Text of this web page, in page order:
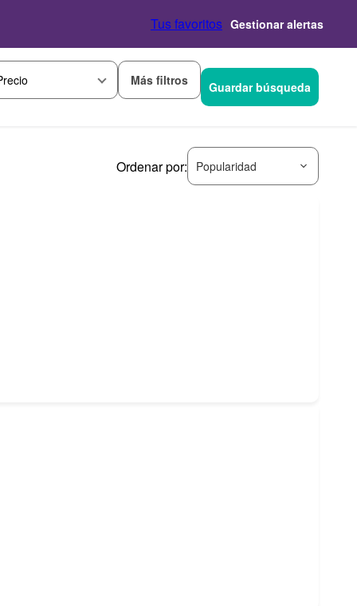
Tus favoritos Gestionar alertas
Más filtros Guardar búsqueda
Ordenar por: Popularidad